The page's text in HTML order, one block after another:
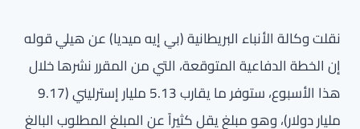
نقلت وكالة الأنباء البريطانية (بي إيه ميديا) عن هيلي قوله
إن الخطة الدفاعية المتوقعة، التي من المقرر نشرها خلال
هذا الأسبوع، ستوفر ما يقارب 5.13 مليار إسترليني (9.17
مليار دولار)، وهو مبلغ يقل كثيراً عن المبلغ المطلوب البالغ